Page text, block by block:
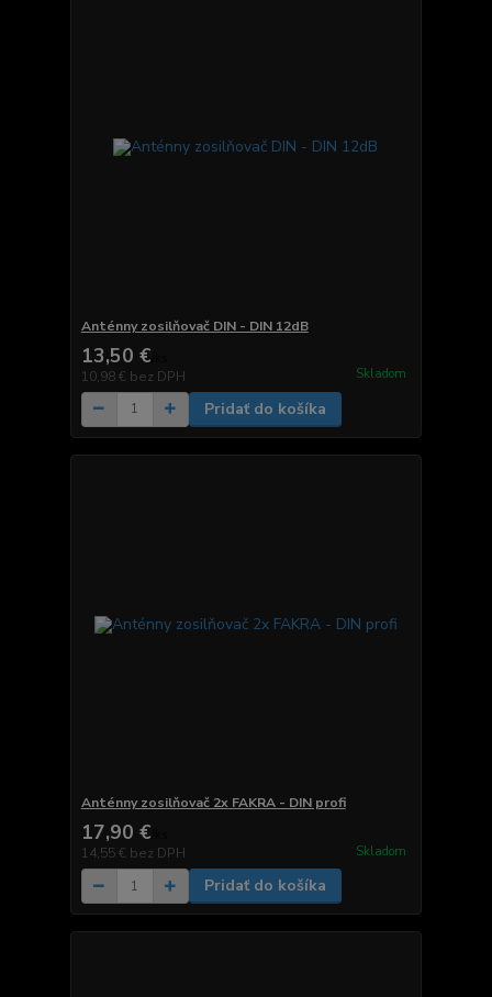
Anténny zosilňovač DIN - DIN 12dB
13,50 €
10,98 € bez DPH Skladom
Pridať do košíka
Anténny zosilňovač 2x FAKRA - DIN profi
17,90 €
14,55 € bez DPH Skladom
Pridať do košíka